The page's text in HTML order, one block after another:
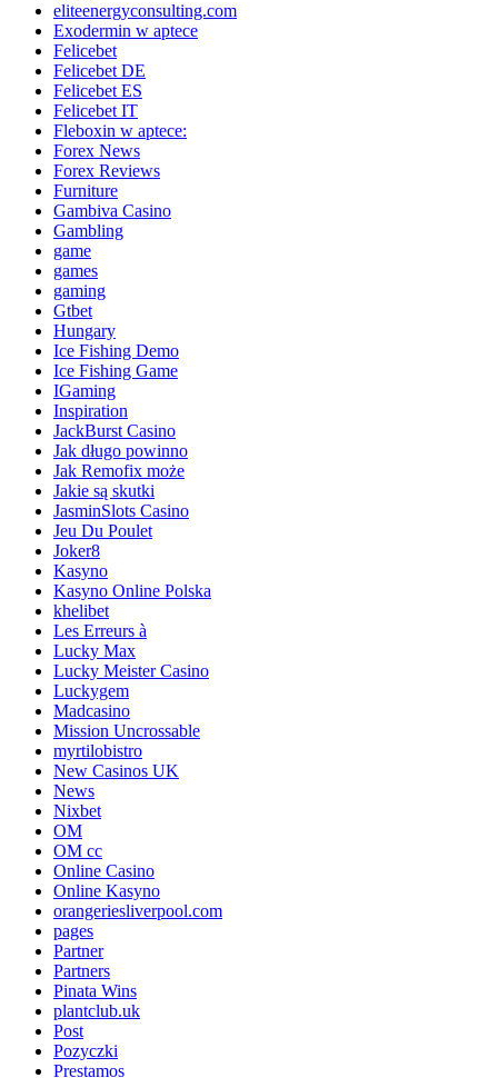
eliteenergyconsulting.com
Exodermin w aptece
Felicebet
Felicebet DE
Felicebet ES
Felicebet IT
Fleboxin w aptece:
Forex News
Forex Reviews
Furniture
Gambiva Casino
Gambling
game
games
gaming
Gtbet
Hungary
Ice Fishing Demo
Ice Fishing Game
IGaming
Inspiration
JackBurst Casino
Jak długo powinno
Jak Remofix może
Jakie są skutki
JasminSlots Casino
Jeu Du Poulet
Joker8
Kasyno
Kasyno Online Polska
khelibet
Les Erreurs à
Lucky Max
Lucky Meister Casino
Luckygem
Madcasino
Mission Uncrossable
myrtilobistro
New Casinos UK
News
Nixbet
OM
OM cc
Online Casino
Online Kasyno
orangeriesliverpool.com
pages
Partner
Partners
Pinata Wins
plantclub.uk
Post
Pozyczki
Prestamos